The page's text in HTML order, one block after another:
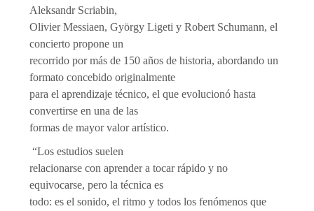
Aleksandr Scriabin,
Olivier Messiaen, György Ligeti y Robert Schumann, el
concierto propone un
recorrido por más de 150 años de historia, abordando un
formato concebido originalmente
para el aprendizaje técnico, el que evolucionó hasta
convertirse en una de las
formas de mayor valor artístico.
“Los estudios suelen
relacionarse con aprender a tocar rápido y no
equivocarse, pero la técnica es
todo: es el sonido, el ritmo y todos los fenómenos que